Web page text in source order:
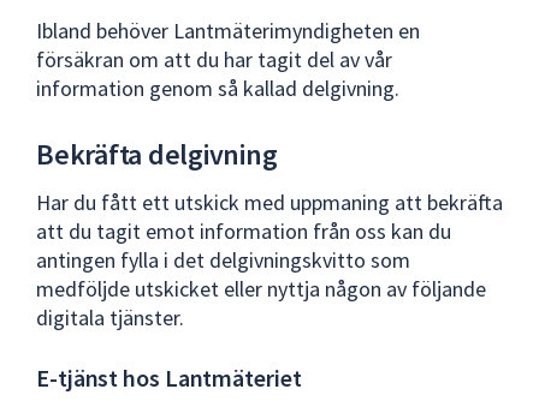
Ibland behöver Lantmäterimyndigheten en
försäkran om att du har tagit del av vår
information genom så kallad delgivning.
Bekräfta delgivning
Har du fått ett utskick med uppmaning att bekräfta
att du tagit emot information från oss kan du
antingen fylla i det delgivningskvitto som
medföljde utskicket eller nyttja någon av följande
digitala tjänster.
E-tjänst hos Lantmäteriet